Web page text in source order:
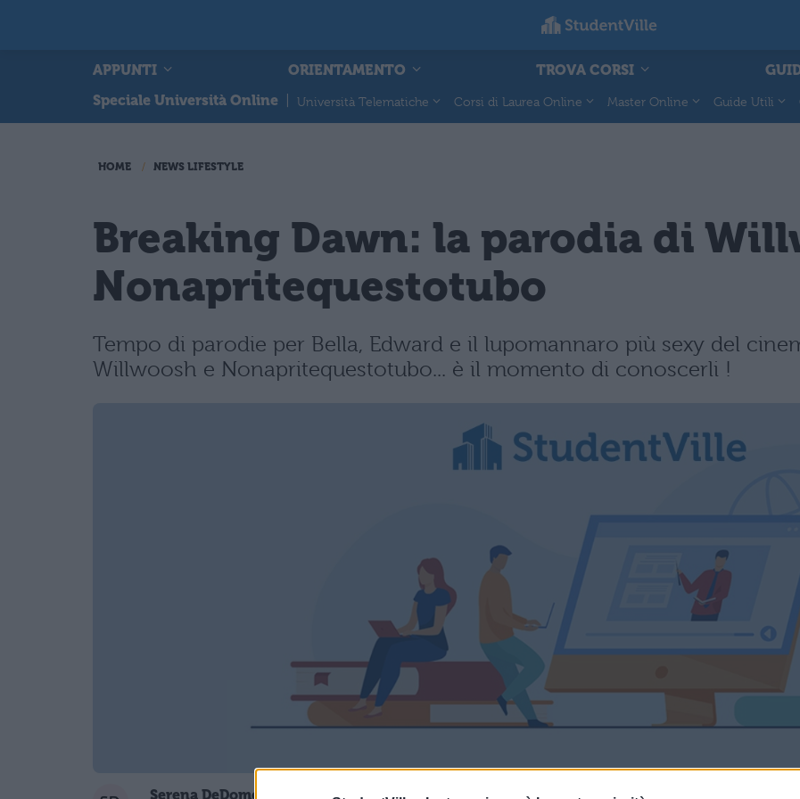
APPUNTI ORIENTAMENTO TROVA CORSI
Speciale Università Online
Università Telematiche Corsi di Laurea Online Master Online Guide Utili
HOME NEWS LIFESTYLE
Breaking Dawn: la parodia di
Nonapritequestotubo
Tempo di parodie per Bella, Edward e il lupomannaro più sexy del
Willwoosh e Nonapritequestotubo... è il momento di conoscerli !
Serena DeDomenico